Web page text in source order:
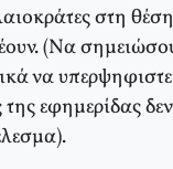
στη
(Να
να
εφημερίδας